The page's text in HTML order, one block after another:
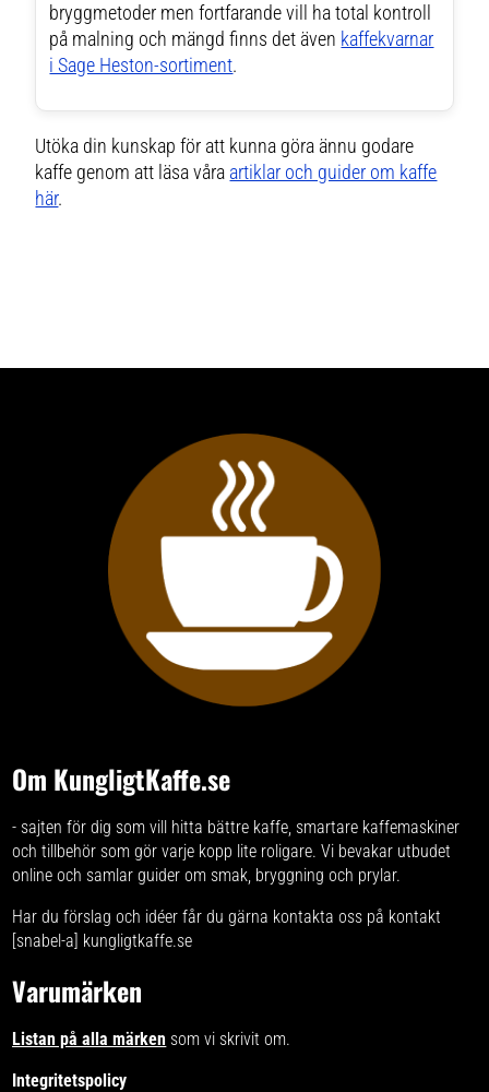
bryggmetoder men fortfarande vill ha total kontroll
på malning och mängd finns det även kaffekvarnar
i Sage Heston-sortiment.
Utöka din kunskap för att kunna göra ännu godare
kaffe genom att läsa våra artiklar och guider om kaffe
här.
Om KungligtKaffe.se
- sajten för dig som vill hitta bättre kaffe, smartare kaffemaskiner
och tillbehör som gör varje kopp lite roligare. Vi bevakar utbudet
online och samlar guider om smak, bryggning och prylar.
Har du förslag och idéer får du gärna kontakta oss på kontakt
[snabel-a] kungligtkaffe.se
Varumärken
Listan på alla märken som vi skrivit om.
Integritetspolicy